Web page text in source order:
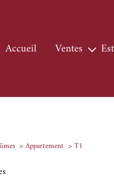
accueil ventes
appartements
Appartement T1